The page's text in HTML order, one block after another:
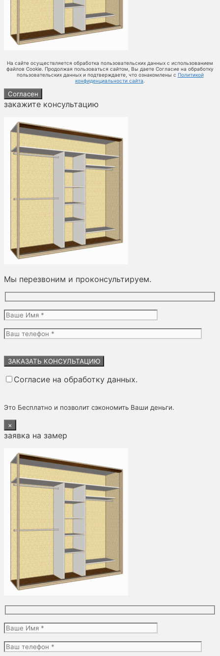
На сайте осуществляется обработка пользовательских данных с использованием
файлов Cookie. Продолжая пользоваться сайтом, Вы даете Согласие на обработку
пользовательских данных и подтверждаете, что ознакомлены с Политикой
конфиденциальности сайта
Согласен
закажите консультацию
Мы перезвоним и проконсультируем.
это
пустым.
Согласие на обработку данных.
Это Бесплатно и позволит сэкономить Ваши деньги.
×
заявка на замер